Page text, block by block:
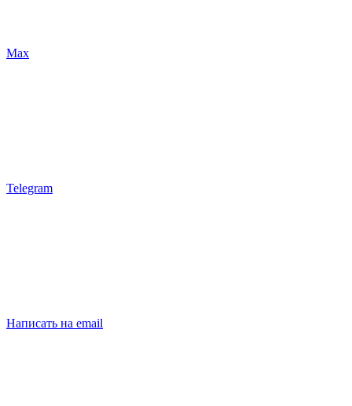
Max
Telegram
Написать на email